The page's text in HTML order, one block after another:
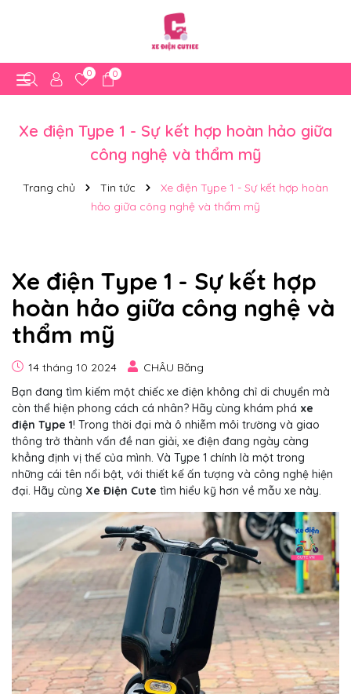
0 0
Xe điện Type 1 - Sự kết hợp hoàn hảo giữa
công nghệ và thẩm mỹ
Trang chủ Tin tức
Xe điện Type 1 - Sự kết hợp hoàn
hảo giữa công nghệ và thẩm mỹ
Xe điện Type 1 - Sự kết hợp
hoàn hảo giữa công nghệ và
thẩm mỹ
14 tháng 10 2024
CHÂU Băng
Bạn đang tìm kiếm một chiếc xe điện không chỉ di chuyển mà
còn thể hiện phong cách cá nhân? Hãy cùng khám phá xe
điện Type 1! Trong thời đại mà ô nhiễm môi trường và giao
thông trở thành vấn đề nan giải, xe điện đang ngày càng
khẳng định vị thế của mình. Và Type 1 chính là một trong
những cái tên nổi bật, với thiết kế ấn tượng và công nghệ hiện
đại. Hãy cùng Xe Điện Cute tìm hiểu kỹ hơn về mẫu xe này.